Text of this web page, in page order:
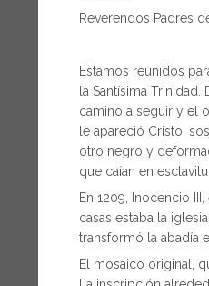
Reverendos Padres
Estamos reunidos
la Santísima
camino a seguir y el
le apareció Cristo,
otro negro y
que caían en
En 1209, Inocencio
casas estaba la
transformó la abadía
El mosaico original,